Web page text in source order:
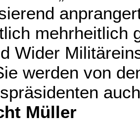
mehrheitlich
Wider
werden von
Müller